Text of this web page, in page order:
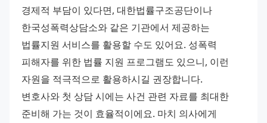
경제적 부담이 있다면, 대한법률구조공단이나
한국성폭력상담소와 같은 기관에서 제공하는
법률지원 서비스를 활용할 수도 있어요. 성폭력
피해자를 위한 법률 지원 프로그램도 있으니, 이런
자원을 적극적으로 활용하시길 권장합니다.
변호사와 첫 상담 시에는 사건 관련 자료를 최대한
준비해 가는 것이 효율적이에요. 마치 의사에게